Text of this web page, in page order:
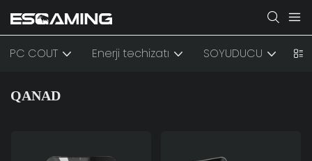
PC COUT Enerji təchizatı SOYUDUCU
QANAD